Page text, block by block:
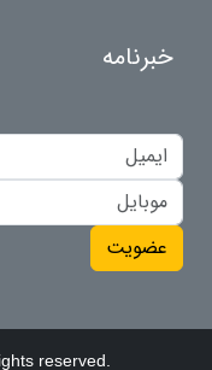
خبرنامه
عضویت
reserved.